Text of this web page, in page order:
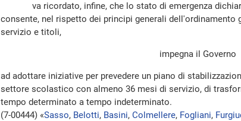
va ricordato, infine, che lo stato di emergenza
consente, nel rispetto dei principi generali dell'ordinamento
servizio e titoli,
impegna il Governo
ad adottare iniziative per prevedere un piano di
settore scolastico con almeno 36 mesi di servizio, di
tempo determinato a tempo indeterminato.
(7-00444) «Sasso, Belotti, Basini, Colmellere, Fogliani,